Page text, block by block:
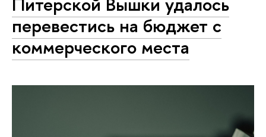
перевестись на бюджет с
коммерческого места